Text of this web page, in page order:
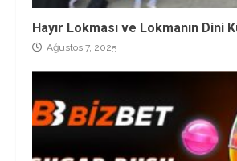
Hayır Lokması ve Lokmanın Dini
Ağustos 7, 2025